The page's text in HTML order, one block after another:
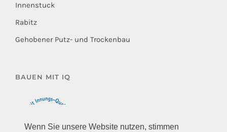
Wenn Sie unsere Website nutzen, stimmen
Innenstuck
Rabitz
Gehobener Putz- und Trockenbau
BAUEN MIT IQ